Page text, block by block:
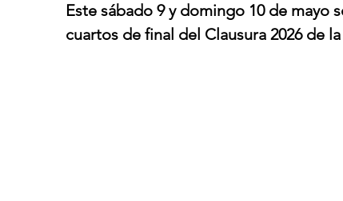
Este sábado 9 y domingo 10 de mayo
cuartos de final del Clausura 2026 de